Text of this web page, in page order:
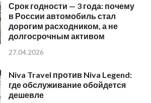
Срок годности — 3 года: почему
в России автомобиль стал
дорогим расходником, а не
долгосрочным активом
27.04.2026
Niva Travel против Niva Legend:
где обслуживание обойдется
дешевле